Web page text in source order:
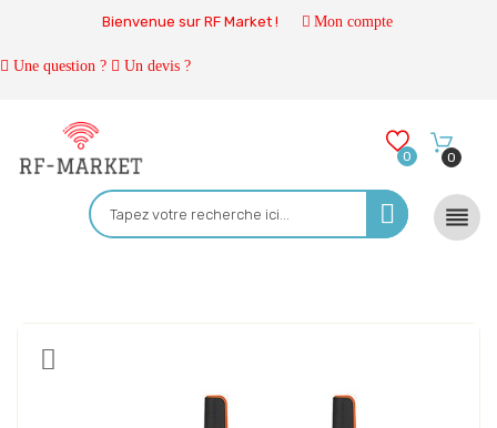
Bienvenue sur RF Market ! Mon compte
Une question ? Un devis ?
0 0
